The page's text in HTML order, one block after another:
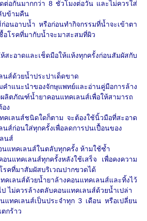
ต่อกันมากกว่า 8 ชั่วโมงต่อวัน และไม่ควรใส่
บข้ามคืน
อนอาบน้ำ หรือก่อนทำกิจกรรมที่น้ำจะเข้าตา
อโรคที่มากับน้ำจะมาสะสมที่ผิว
และเช็ดมือให้แห้งทุกครั้งก่อนสัมผัสกับ
นส์ด้วยน้ำประปาเด็ดขาด
นำของจักษุแพทย์และอ่านคู่มือการล้าง
ลิตภัณฑ์น้ำยาคอนแทคเลนส์เพื่อให้สามารถ
ง
คเลนส์ชนิดใดก็ตาม จะต้องใช้นิ้วมือที่สะอาด
ส์ก่อนใส่ทุกครั้งเพื่อลดการปนเปื้อนของ
นส์
นแทคเลนส์ในตลับทุกครั้ง ห้ามใช้ซ้ำ
นแทคเลนส์ทุกครั้งหลังใช้เสร็จ เพื่อคงความ
รคที่มาสัมผัสบริเวณปากขวดได้
เลนส์ด้วยน้ำยาล้างคอนแทคเลนส์และทิ้งไว้
ไม่ควรล้างตลับคอนแทคเลนส์ด้วยน้ำเปล่า
แทคเลนส์เป็นประจำทุก 3 เดือน หรือเปลี่ยน
กร้าว